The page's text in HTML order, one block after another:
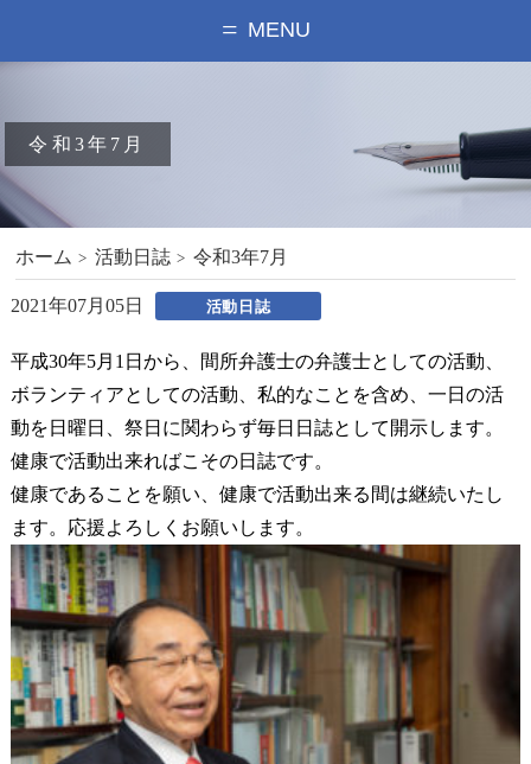
MENU
令和3年7月
ホーム 活動日誌 令和3年7月
2021年07月05日 活動日誌
平成30年5月1日から、間所弁護士の弁護士としての活動、
ボランティアとしての活動、私的なことを含め、一日の活
動を日曜日、祭日に関わらず毎日日誌として開示します。
健康で活動出来ればこその日誌です。
健康であることを願い、健康で活動出来る間は継続いたし
ます。応援よろしくお願いします。